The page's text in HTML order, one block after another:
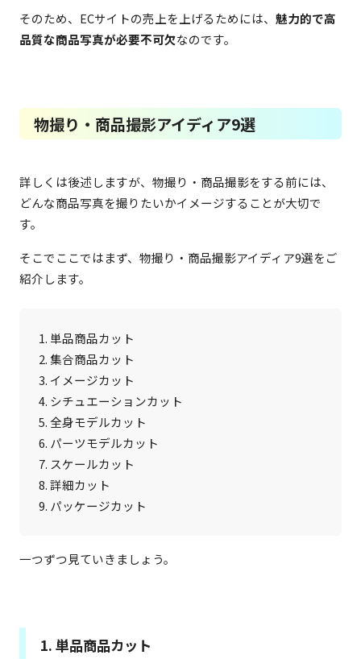
そのため、ECサイトの売上を上げるためには、 魅力的で高
品質な商品写真が必要不可欠なのです。
物撮り・商品撮影アイディア9選
詳しくは後述しますが、物撮り・商品撮影をする前には、
どんな商品写真を撮りたいかイメージすることが大切で
す。
そこでここではまず、物撮り・商品撮影アイディア9選をご
紹介します。
1. 単品商品カット
2. 集合商品カット
3. イメージカット
4. シチュエーションカット
5. 全身モデルカット
6. パーツモデルカット
7. スケールカット
8. 詳細カット
9. パッケージカット
一つずつ見ていきましょう。
1. 単品商品カット